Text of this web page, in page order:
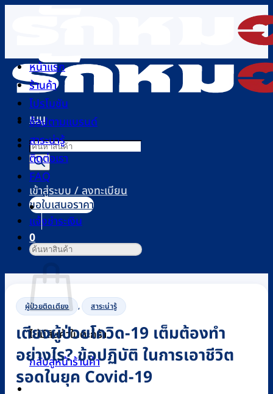
เนื้อหา
เมนู
Products
search
เข้าสู่ระบบ / ลงทะเบียน
0
ตะกร้าสินค้า
ไม่มีสินค้าในตะกร้า
กลับสู่หน้าร้านค้า
หน้าแรก
ร้านค้า
โปรโมชัน
ช้อปตามแบรนด์
สาระน่ารู้
ติดต่อเรา
FAQ
ขอใบเสนอราคา
แจ้งชำระเงิน
ค้นหา:
ผู้ป่วยติดเตียง , สาระน่ารู้
เตียงผู้ป่วยโควิด-19 เต็มต้องทำ
อย่างไร? ข้อปฏิบัติ ในการเอาชีวิต
รอดในยุค Covid-19